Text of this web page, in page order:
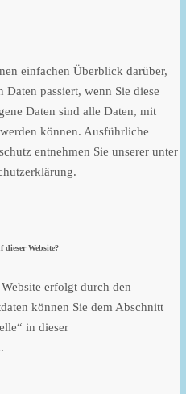
einfachen Überblick darüber,
passiert, wenn Sie diese
Daten sind alle Daten, mit
können. Ausführliche
entnehmen Sie unserer unter
dieser Website?
erfolgt durch den
können Sie dem Abschnitt
in dieser